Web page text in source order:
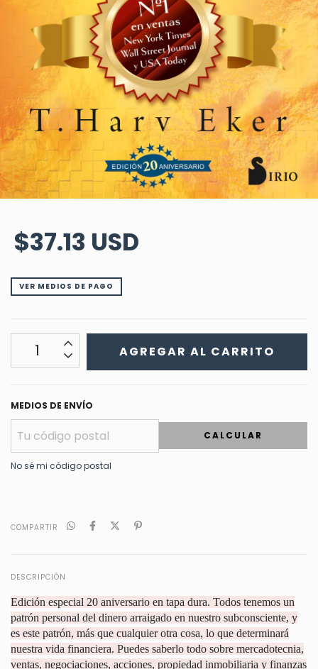
$37.13 USD
VER MEDIOS DE PAGO
MEDIOS DE ENVÍO
CALCULAR
No sé mi código postal
COMPARTIR
DESCRIPCIÓN
Edición especial 20 aniversario en tapa dura. Todos tenemos un
patrón personal del dinero arraigado en nuestro subconsciente, y
es este patrón, más que cualquier otra cosa, lo que determinará
nuestra vida financiera. Puedes saberlo todo sobre mercadotecnia,
ventas, negociaciones, acciones, propiedad inmobiliaria y finanzas